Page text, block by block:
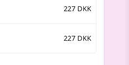
227 DKK
227 DKK